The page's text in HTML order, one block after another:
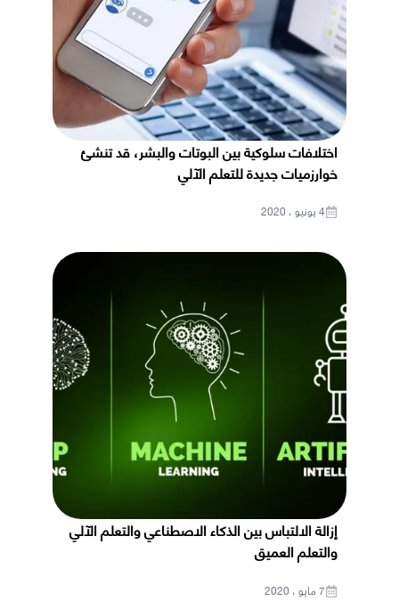
اختلافات سلوكية بين البوتات والبشر، قد تنشئ
خوارزميات جديدة للتعلم الآلي
4 يونيو ، 2020
إزالة الالتباس بين الذكاء الاصطناعي والتعلم الآلي
والتعلم العميق
7 مايو ، 2020